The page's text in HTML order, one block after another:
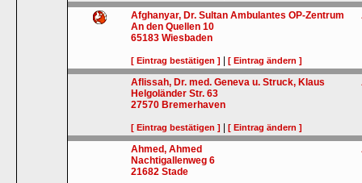
Afghanyar, Dr. Sultan Ambulantes OP-Zentrum
An den Quellen 10
65183 Wiesbaden
[ Eintrag bestätigen ] |[ Eintrag ändern ]
Aflissah, Dr. med. Geneva u. Struck, Klaus
Helgoländer Str. 63
27570 Bremerhaven
[ Eintrag bestätigen ] |[ Eintrag ändern ]
Ahmed, Ahmed
Nachtigallenweg 6
21682 Stade